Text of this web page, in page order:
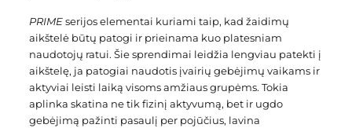
PRIMEserijos elementai kuriami taip, kad žaidimų
aikštelė būtų patogi ir prieinama kuo platesniam
naudotojų ratui. Šie sprendimai leidžia lengviau patekti į
aikštelę, ja patogiai naudotis įvairių gebėjimų vaikams ir
aktyviai leisti laiką visoms amžiaus grupėms. Tokia
aplinka skatina ne tik fizinį aktyvumą, bet ir ugdo
gebėjimą pažinti pasaulį per pojūčius, lavina